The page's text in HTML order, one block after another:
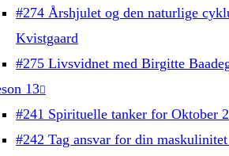
#274 Årshjulet og den naturlige
Kvistgaard
#275 Livsvidnet med Birgitte
13
#241 Spirituelle tanker for Oktober
#242 Tag ansvar for din